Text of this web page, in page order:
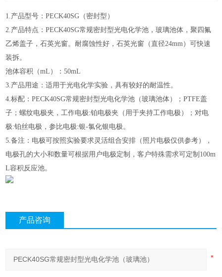
1.产品型号：PECK40SG（密封型）
2.产品特点：PECK40SG常规密封型光电化学池，玻璃池体，聚四氟
乙烯盖子，石英光窗。耐腐蚀性好，石英光窗（直径24mm）可快速
装拆。
池体容积（mL）：50mL
3.产品用途：适用于光电化学实验，具有较好的耐温性。
4.标配：PECK40SG常规密封型光电化学池（玻璃池体）；PTFE盖
子；螺纹电极夹，工作电极:铂电极夹（用于夹持工作电极）；对电
极:铂丝电极，参比电极:银-氯化银电极。
5.备注：电极可按照实验要求灵活组合安排（照片电极仅供参考），
电极孔的大小和数量可根据用户电极定制，客户特殊需求可定制100m
L容积反应池。
产品咨询